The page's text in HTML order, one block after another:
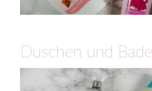
Duschen und